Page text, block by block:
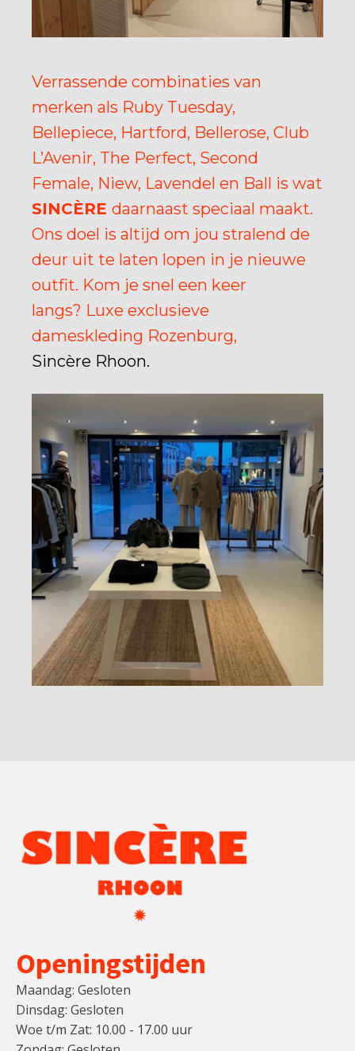
Verrassende combinaties van
merken als Ruby Tuesday,
Bellepiece, Hartford, Bellerose, Club
L’Avenir, The Perfect, Second
Female, Niew, Lavendel en Ball is wat
SINCÈRE daarnaast speciaal maakt.
Ons doel is altijd om jou stralend de
deur uit te laten lopen in je nieuwe
outfit. Kom je snel een keer
langs? Luxe exclusieve
dameskleding Rozenburg,
Sincère Rhoon.
Openingstijden
Maandag: Gesloten
Dinsdag: Gesloten
Woe t/m Zat: 10.00 - 17.00 uur